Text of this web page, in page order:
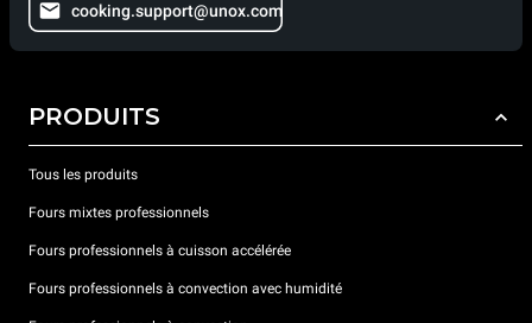
cooking.support@unox.com
PRODUITS
Tous les produits
Fours mixtes professionnels
Fours professionnels à cuisson accélérée
Fours professionnels à convection avec humidité